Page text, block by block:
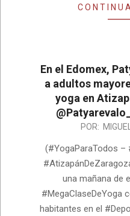
En el Edomex,
a adultos
yoga en
06-
POR:
(#YogaParaTodos
una mañana de
#MegaClaseDeYoga
habitantes en el